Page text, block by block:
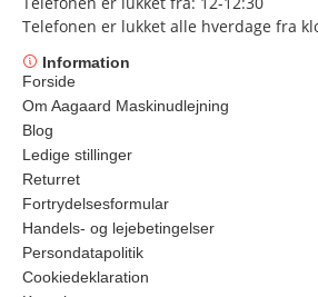
Telefonen er lukket alle hverdage fra
Information
Forside
Om Aagaard Maskinudlejning
Blog
Ledige stillinger
Returret
Fortrydelsesformular
Handels- og lejebetingelser
Persondatapolitik
Cookiedeklaration